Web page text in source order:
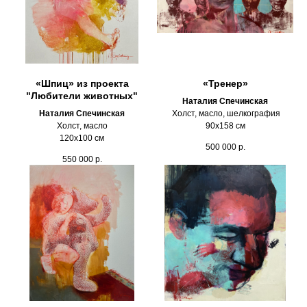
«Шпиц» из проекта
"Любители животных"
Наталия Спечинская
Холст, масло
120х100 см
550 000 р.
«Тренер»
Наталия Спечинская
Холст, масло, шелкография
90х158 см
500 000 р.